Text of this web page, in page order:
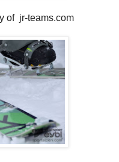
of jr-teams.com